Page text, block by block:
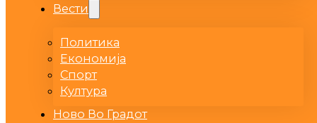
Вести
Политика
Економија
Спорт
Култура
Ново Во Градот